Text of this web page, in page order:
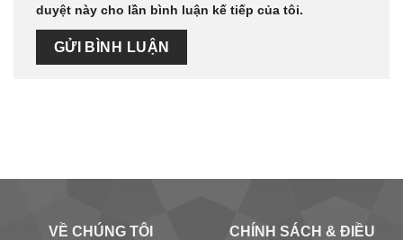
duyệt này cho lần bình luận kế tiếp của tôi.
VỀ CHÚNG TÔI
CHÍNH SÁCH & ĐIỀU